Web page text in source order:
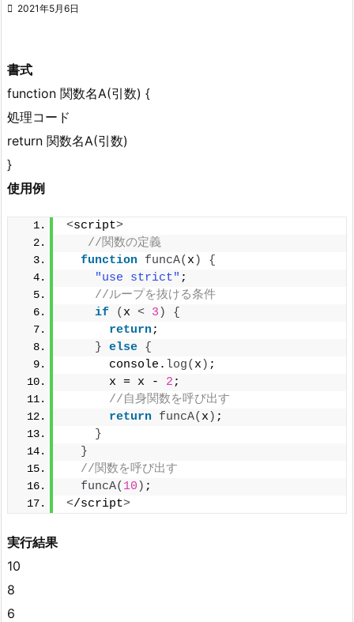
 2021年5月6日
書式
function 関数名A(引数) {
処理コード
return 関数名A(引数)
}
使用例
<script>
//関数の定義
function funcA( x )
{
"use strict" ;
//ループを抜ける条件
if
( x < 3 )
{
return;
} else {
      console.
log( x ) ;
      x = x -
2 ;
//自身関数を呼び出す
return funcA( x ) ;
}
}
//関数を呼び出す
funcA( 10 ) ;
</script>
実行結果
10
8
6